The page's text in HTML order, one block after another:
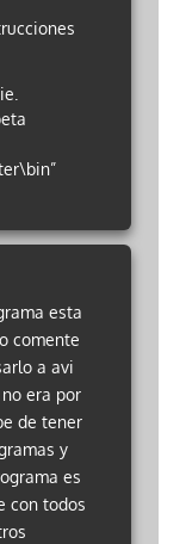
esta
comente
a avi
era por
de tener
y
es
con todos